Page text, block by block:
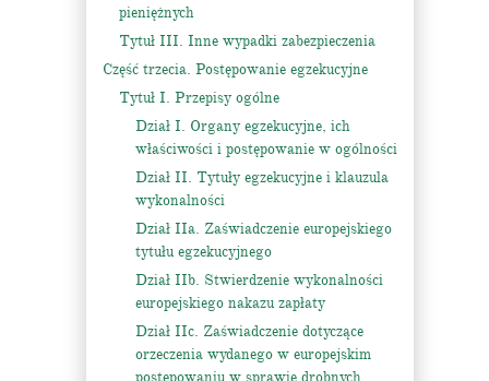
pieniężnych
Tytuł III. Inne wypadki zabezpieczenia
Część trzecia. Postępowanie egzekucyjne
Tytuł I. Przepisy ogólne
Dział I. Organy egzekucyjne, ich
właściwości i postępowanie w ogólności
Dział II. Tytuły egzekucyjne i klauzula
wykonalności
Dział IIa. Zaświadczenie europejskiego
tytułu egzekucyjnego
Dział IIb. Stwierdzenie wykonalności
europejskiego nakazu zapłaty
Dział IIc. Zaświadczenie dotyczące
orzeczenia wydanego w europejskim
postępowaniu w sprawie drobnych